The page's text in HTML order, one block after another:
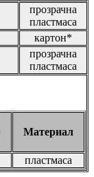
прозрачна
пластмаса
картон*
прозрачна
пластмаса
Материал
пластмаса